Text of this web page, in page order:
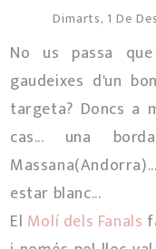
Dimarts, 1 De
No us passa
gaudeixes d'un
targeta? Doncs a
cas... una
estar blanc...
El Molí dels Fanals